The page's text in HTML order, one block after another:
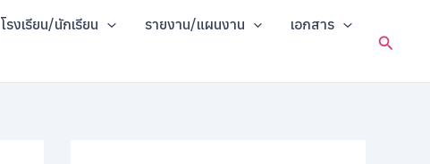
โรงเรียน/นักเรียน รายงาน/แผนงาน
เอกสาร
Search